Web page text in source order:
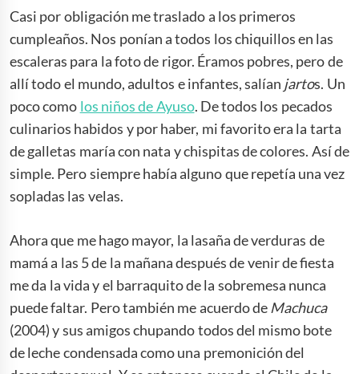
Casi por obligación me traslado a los primeros
cumpleaños. Nos ponían a todos los chiquillos en las
escaleras para la foto de rigor. Éramos pobres, pero de
allí todo el mundo, adultos e infantes, salían jartos. Un
poco como los niños de Ayuso. De todos los pecados
culinarios habidos y por haber, mi favorito era la tarta
de galletas maría con nata y chispitas de colores. Así de
simple. Pero siempre había alguno que repetía una vez
sopladas las velas.
Ahora que me hago mayor, la lasaña de verduras de
mamá a las 5 de la mañana después de venir de fiesta
me da la vida y el barraquito de la sobremesa nunca
puede faltar. Pero también me acuerdo de Machuca
(2004) y sus amigos chupando todos del mismo bote
de leche condensada como una premonición del